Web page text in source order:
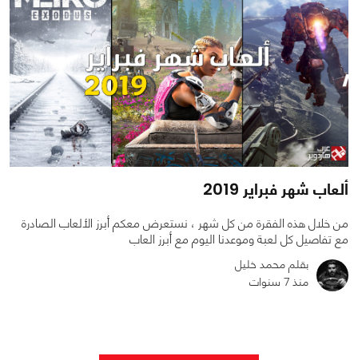
ألعاب شهر فبراير 2019
من خلال هذه الفقرة من كل شهر ، نستعرض معكم أبرز الألعاب الصادرة
مع تفاصيل كل لعبة وموعدنا اليوم مع أبرز العاب
بقلم محمد خليل
منذ 7 سنوات